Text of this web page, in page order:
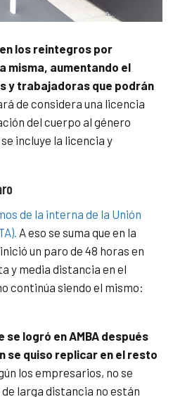
los reintegros por
misma, aumentando el
y trabajadoras que podrán
de considera una licencia
del cuerpo al género
incluye la licencia y
de la interna de la Unión
A eso se suma que en la
un paro de 48 horas en
y media distancia en el
continúa siendo el mismo:
logró en AMBA después
se quiso replicar en el resto
los empresarios, no se
larga distancia no están